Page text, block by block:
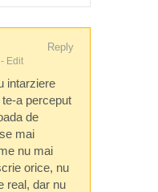
- Edit
Reply
intarziere
a perceput
de
mai
nu mai
orice, nu
real, dar nu